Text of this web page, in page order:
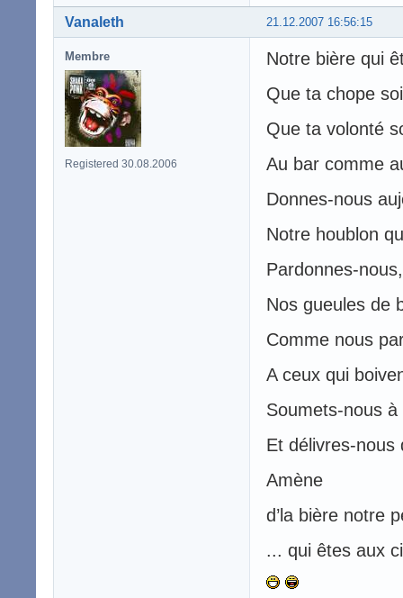
21.12.2007 16:56:15
Vanaleth
Membre
Registered 30.08.2006
Notre bière qui
Que ta chope
Que ta volonté
Au bar comme
Donnes-nous
Notre houblon
Pardonnes-nous,
Nos gueules de
Comme nous
A ceux qui
Soumets-nous
Et délivres-nous
Amène
d’la bière notre
... qui êtes aux